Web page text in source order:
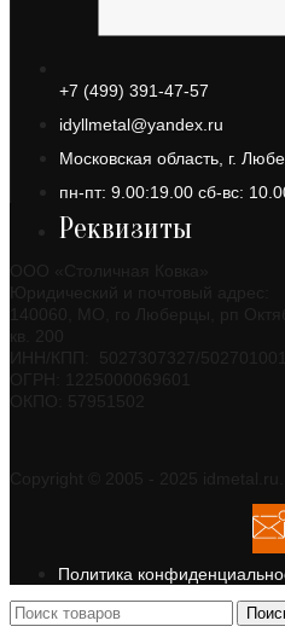
+7 (499) 391-47-57
idyllmetal@yandex.ru
Московская область, г.
пн-пт: 9.00:19.00 сб-вс:
Реквизиты
Политика